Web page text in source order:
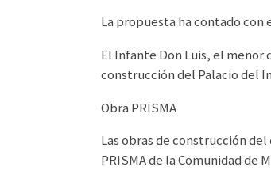
La propuesta ha contado con
El Infante Don Luis, el menor
construcción del Palacio del
Obra PRISMA
Las obras de construcción
PRISMA de la Comunidad de